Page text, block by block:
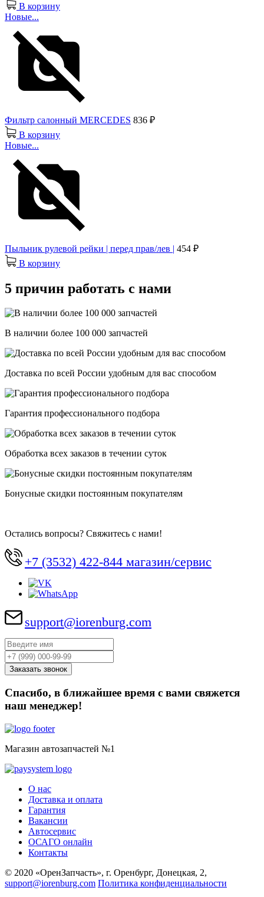
В корзину
Новые...
Фильтр салонный MERCEDES 836 ₽
В корзину
Новые...
Пыльник рулевой рейки | перед прав/лев | 454 ₽
В корзину
5 причин работать с нами
В наличии более 100 000 запчастей
Доставка по всей России удобным для вас способом
Гарантия профессионального подбора
Обработка всех заказов в течении суток
Бонусные скидки постоянным покупателям
Остались вопросы? Свяжитесь с нами!
+7 (3532) 422-844 магазин/сервис
support@iorenburg.com
Спасибо, в ближайшее время с вами свяжется
наш менеджер!
Магазин автозапчастей №1
О нас
Доставка и оплата
Гарантия
Вакансии
Автосервис
ОСАГО онлайн
Контакты
© 2020 «ОренЗапчасть», г. Оренбург, Донецкая, 2,
support@iorenburg.com Политика конфиденциальности